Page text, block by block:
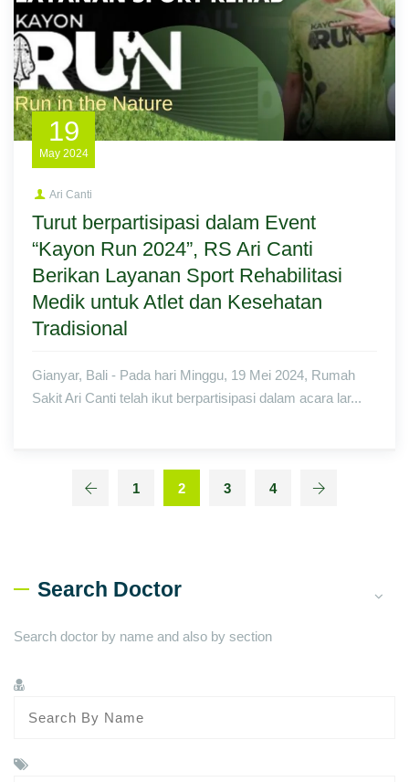
19
May 2024
Ari Canti
Turut berpartisipasi dalam Event
“Kayon Run 2024”, RS Ari Canti
Berikan Layanan Sport Rehabilitasi
Medik untuk Atlet dan Kesehatan
Tradisional
Gianyar, Bali - Pada hari Minggu, 19 Mei 2024, Rumah
Sakit Ari Canti telah ikut berpartisipasi dalam acara lar...
1 2 3 4
Search Doctor
Search doctor by name and also by section